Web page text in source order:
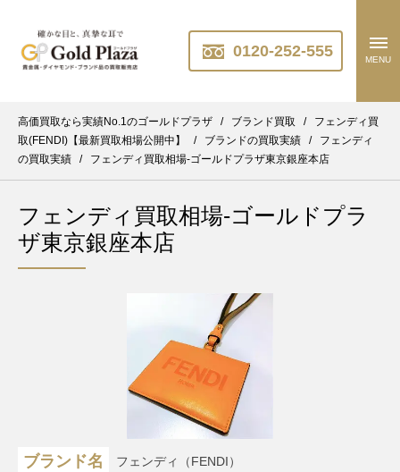
0120-252-555 MENU
高価買取なら実績No.1のゴールドプラザ / ブランド買取 /
フェンディ買
取(FENDI)【最新買取相場公開中】
/ ブランドの買取実績 /
フェンディ
の買取実績
/ フェンディ買取相場-ゴールドプラザ東京銀座本店
フェンディ買取相場-ゴールドプラ
ザ東京銀座本店
ブランド名 フェンディ（FENDI）